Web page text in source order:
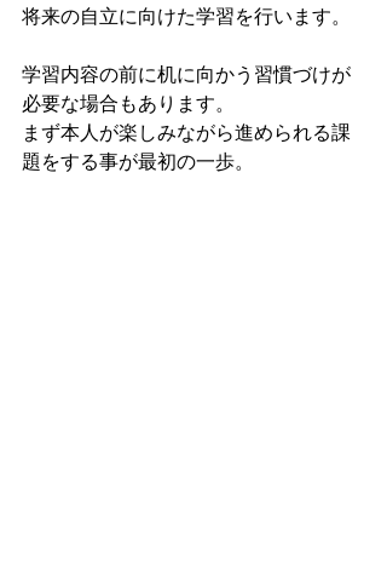
将来の自立に向けた学習を行います。
学習内容の前に机に向かう習慣づけが
必要な場合もあります。
まず本人が楽しみながら進められる課
題をする事が最初の一歩。